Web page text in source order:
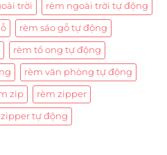
trời rèm ngoài trời tự động
rèm sáo gỗ tự động
rèm tổ ong tự động
rèm văn phòng tự động
zip rèm zipper
tự động